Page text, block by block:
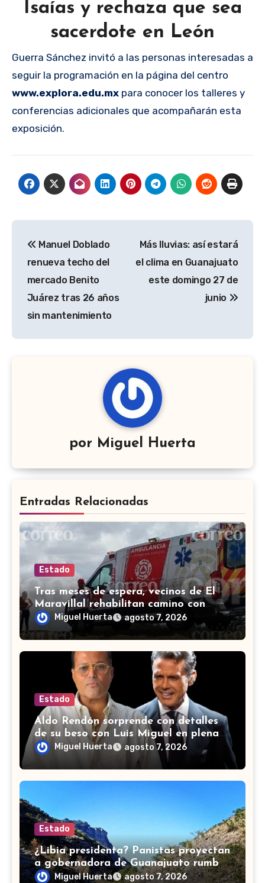
Isaías y rechaza que sea
sacerdote en León
Guerra Sánchez invitó a las personas interesadas a
seguir la programación en la página del centro
www.explora.edu.mx para conocer los talleres y
conferencias adicionales que acompañarán esta
exposición.
de
entradas
Manuel Doblado
renueva techo del
mercado Benito
Juárez tras 26 años
sin mantenimiento
Más lluvias: así estará
el clima en Guanajuato
este domingo 27 de
junio
por Miguel Huerta
Entradas Relacionadas
Estado
Tras meses de espera, vecinos de El
Maravillal rehabilitan camino con
recursos propios en
Miguel Huerta agosto 7, 2026
Estado
Aldo Rendón sorprende con detalles
de su beso con Luis Miguel en plena
conversación de LCDLFMX
Miguel Huerta agosto 7, 2026
Estado
¿Libia presidenta? Panistas proyectan
a gobernadora de Guanajuato rumbo
a una posible candidatura en 2030
Miguel Huerta agosto 7, 2026